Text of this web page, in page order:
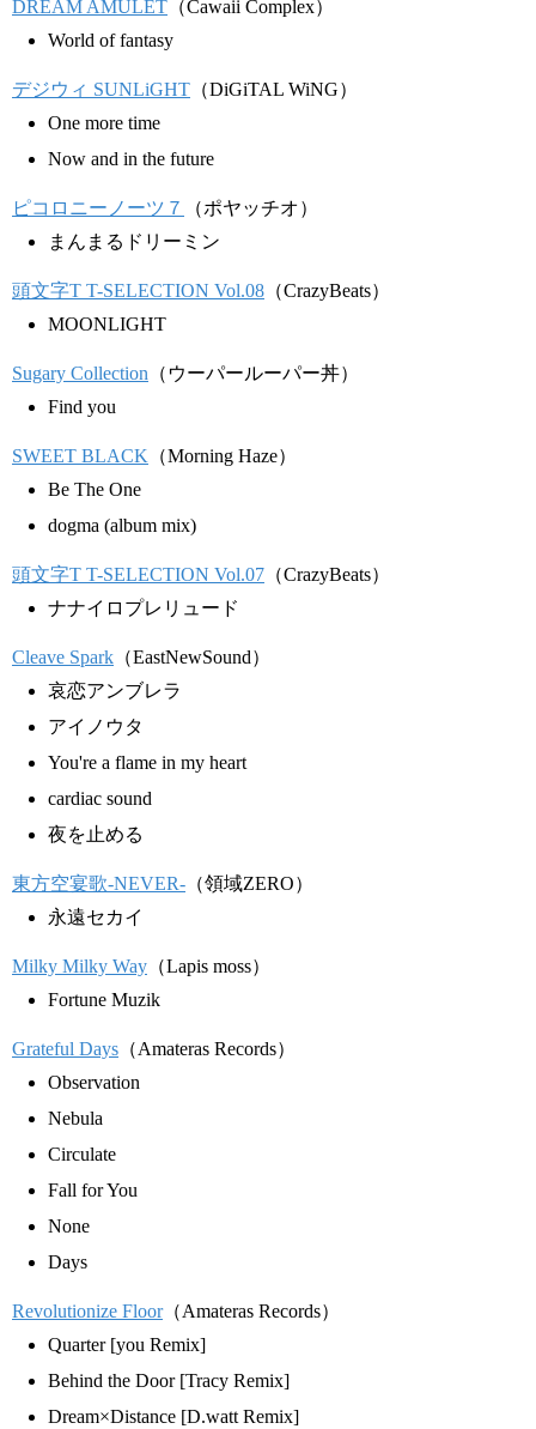
DREAM AMULET （Cawaii Complex）
World of fantasy
デジウィ SUNLiGHT （DiGiTAL WiNG）
One more time
Now and in the future
ピコロニーノーツ７
（ポヤッチオ）
まんまるドリーミン
頭文字T T-SELECTION Vol.08 （CrazyBeats）
MOONLIGHT
Sugary Collection （ウーパールーパー丼）
Find you
SWEET BLACK （Morning Haze）
Be The One
dogma (album mix)
頭文字T T-SELECTION Vol.07 （CrazyBeats）
ナナイロプレリュード
Cleave Spark （EastNewSound）
哀恋アンブレラ
アイノウタ
You're a flame in my heart
cardiac sound
夜を止める
東方空宴歌-NEVER- （領域ZERO）
永遠セカイ
Milky Milky Way （Lapis moss）
Fortune Muzik
Grateful Days （Amateras Records）
Observation
Nebula
Circulate
Fall for You
None
Days
Revolutionize Floor（Amateras Records）
Quarter [you Remix]
Behind the Door [Tracy Remix]
Dream×Distance [D.watt Remix]